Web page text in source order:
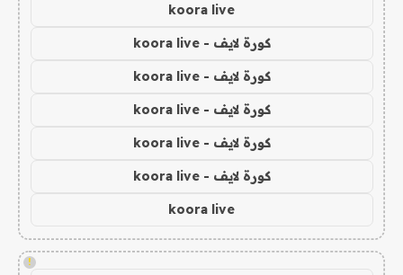
koora live
كورة لايف - koora live
كورة لايف - koora live
كورة لايف - koora live
كورة لايف - koora live
كورة لايف - koora live
koora live
!